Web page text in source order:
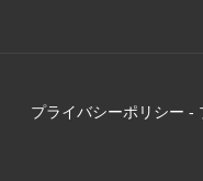
プライバシーポリシー -